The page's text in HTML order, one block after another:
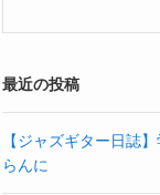
最近の投稿
【ジャズギター日誌
らんに